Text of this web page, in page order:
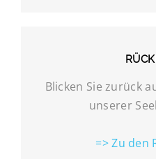
Blicken Sie zurück
unserer
=> Zu den